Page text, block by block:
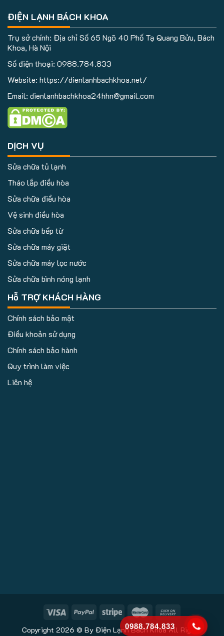
ĐIỆN LẠNH BÁCH KHOA
Trụ sở chính: Địa chỉ Số 65 Ngõ 40 Phố Tạ Quang Bửu, Bách
Khoa, Hà Nội
Số điện thoại: 0988.784.833
Website: https://dienlanhbachkhoa.net/
Email: dienlanhbachkhoa24hhn@gmail.com
DỊCH VỤ
Sửa chữa tủ lạnh
Tháo lắp điều hòa
Sửa chữa điều hòa
Vệ sinh điều hòa
Sửa chữa bếp từ
Sửa chữa máy giặt
Sửa chữa máy lọc nước
Sửa chữa bình nóng lạnh
Hỗ TRỢ KHÁCH HÀNG
Chính sách bảo mật
Điều khoản sử dụng
Chính sách bảo hành
Quy trình làm việc
Liên hệ
Copyright 2026 © By Điện Lạnh Bách Khoa All Rights
0988.784.833